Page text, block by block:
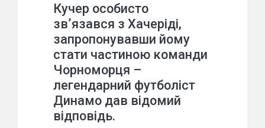
Кучер особисто
зв’язався з Хачеріді,
запропонувавши йому
стати частиною команди
Чорноморця –
легендарний футболіст
Динамо дав відомий
відповідь.